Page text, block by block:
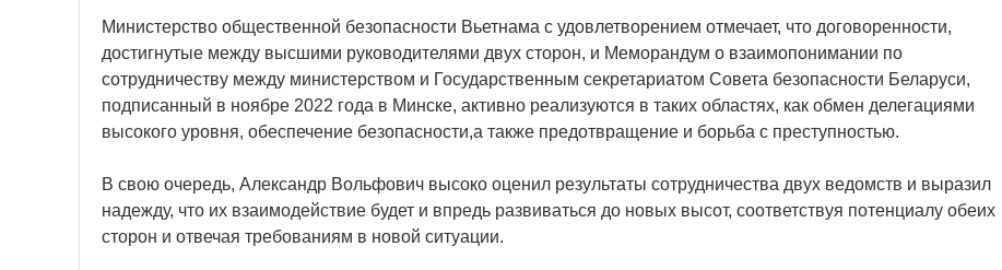
Министерство общественной безопасности Вьетнама с удовлетворением отмечает, что договоренности,
достигнутые между высшими руководителями двух сторон, и Меморандум о взаимопонимании по
сотрудничеству между министерством и Государственным секретариатом Совета безопасности Беларуси,
подписанный в ноябре 2022 года в Минске, активно реализуются в таких областях, как обмен делегациями
высокого уровня, обеспечение безопасности,а также предотвращение и борьба с преступностью.
В свою очередь, Александр Вольфович высоко оценил результаты сотрудничества двух ведомств и выразил
надежду, что их взаимодействие будет и впредь развиваться до новых высот, соответствуя потенциалу обеих
сторон и отвечая требованиям в новой ситуации.